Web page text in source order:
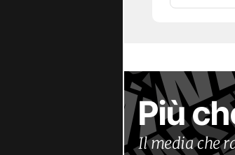
Più
Il media che